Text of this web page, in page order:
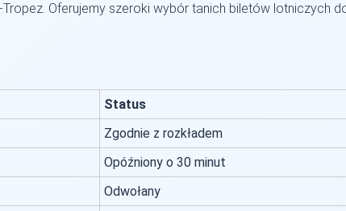
Oferujemy szeroki wybór tanich biletów lotniczych
Status
Zgodnie z rozkładem
Opóźniony o 30 minut
Odwołany